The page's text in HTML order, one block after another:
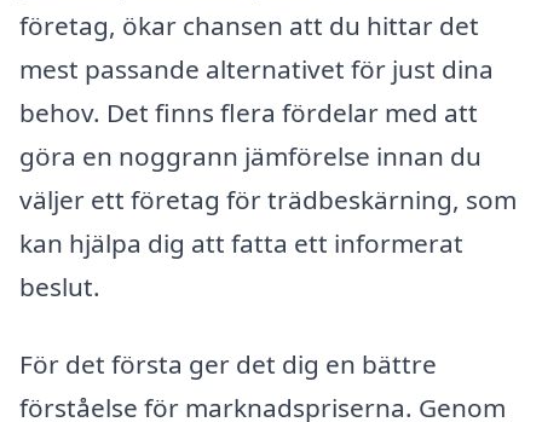
företag, ökar chansen att du hittar det
mest passande alternativet för just dina
behov. Det finns flera fördelar med att
göra en noggrann jämförelse innan du
väljer ett företag för trädbeskärning, som
kan hjälpa dig att fatta ett informerat
beslut.
För det första ger det dig en bättre
förståelse för marknadspriserna. Genom